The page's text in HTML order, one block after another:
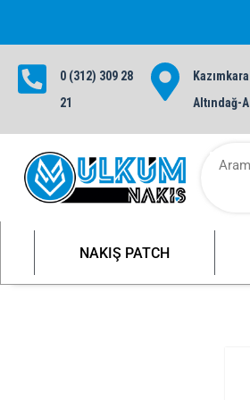
1000 TL ve üzeri
0 (312) 309 28
21
Altındağ-
NAKIŞ PATCH